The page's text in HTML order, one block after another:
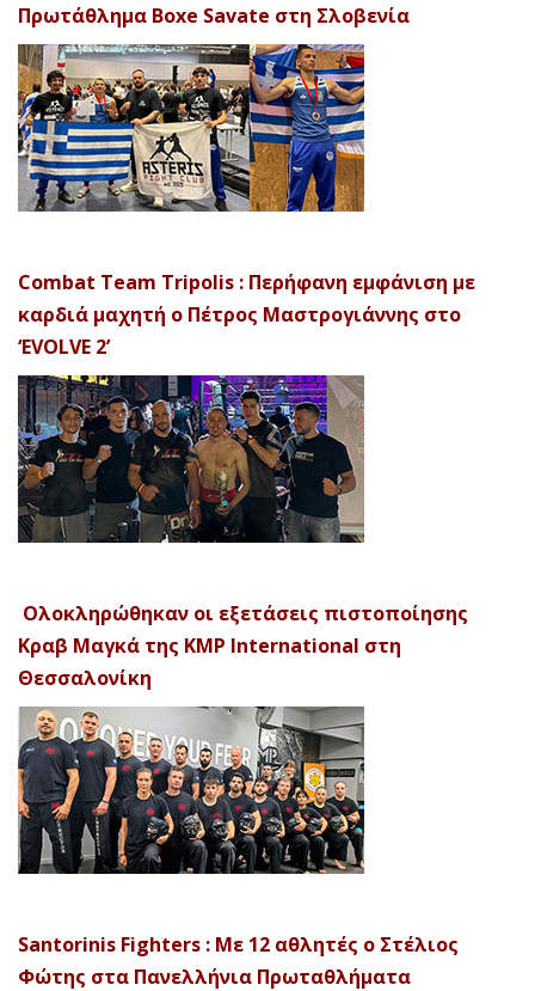
Πρωτάθλημα Boxe Savate στη Σλοβενία
Combat Team Tripolis : Περήφανη εμφάνιση με
καρδιά μαχητή ο Πέτρος Μαστρογιάννης στο
‘EVOLVE 2’
Ολοκληρώθηκαν οι εξετάσεις πιστοποίησης
Κραβ Μαγκά της KMP International στη
Θεσσαλονίκη
Santorinis Fighters : Με 12 αθλητές ο Στέλιος
Φώτης στα Πανελλήνια Πρωταθλήματα